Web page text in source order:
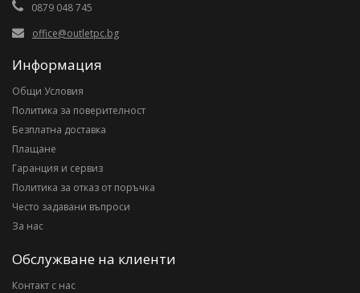
0879 048 745
office@outletpc.bg
Информация
Общи Условия
Политика за поверителност
Безплатна доставка
Плащане
Гаранция и сервиз
Политика за отказ от поръчка
Често задавани въпроси
За нас
Обслужване на клиенти
Контакт с нас